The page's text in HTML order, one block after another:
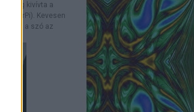
kivívta a
(ArPi). Kevesen
vette a szó az